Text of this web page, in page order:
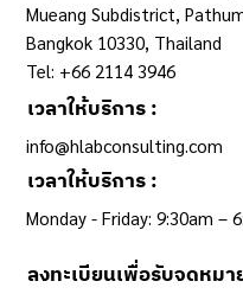
Mueang Subdistrict,
Bangkok 10330, Thailand
Tel: +66 2114 3946
เวลาให้บริการ :
info@hlabconsulting.com
เวลาให้บริการ :
Monday - Friday: 9:30am –
ลงทะเบียนเพื่อรับจดหมา